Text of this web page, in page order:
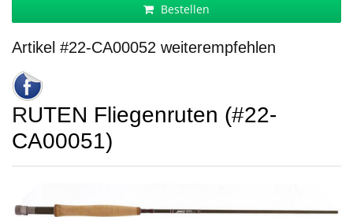
Bestellen
Artikel #22-CA00052 weiterempfehlen
RUTEN Fliegenruten (#22-
CA00051)